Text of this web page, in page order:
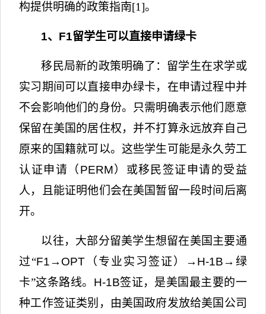
构提供明确的政策指南[1]。
1、 F1留学生可以直接申请绿卡
移民局新的政策明确了：留学生在求学或
实习期间可以直接申办绿卡，在申请过程中并
不会影响他们的身份。只需明确表示他们愿意
保留在美国的居住权，并不打算永远放弃自己
原来的国籍就可以。这些学生可能是永久劳工
认证申请（ PERM）或移民签证申请的受益
人，且能证明他们会在美国暂留一段时间后离
开。
以往，大部分留美学生想留在美国主要通
过“F1→OPT （专业实习签证） →H-1B→ 绿
卡”这条路线。 H-1B签证，是美国最主要的一
种工作签证类别，由美国政府发放给美国公司